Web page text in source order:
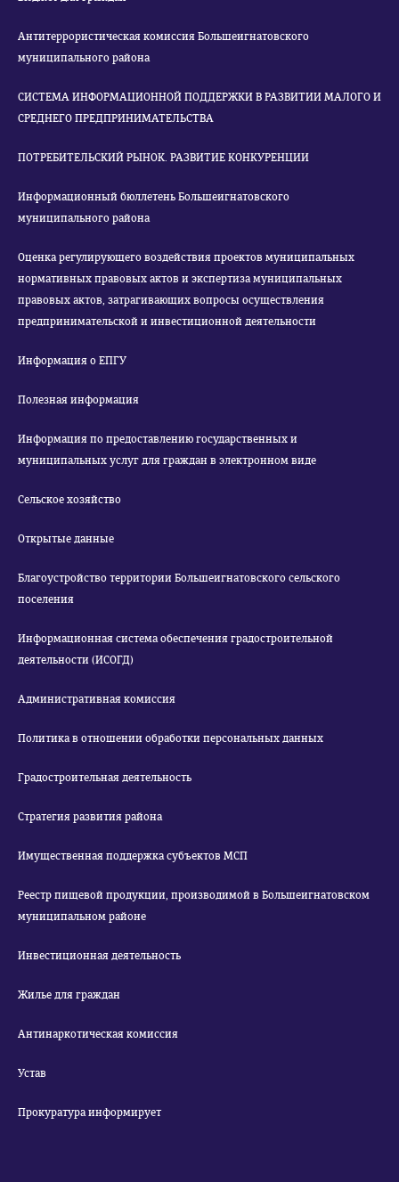
Антитеррористическая комиссия Большеигнатовского
муниципального района
СИСТЕМА ИНФОРМАЦИОННОЙ ПОДДЕРЖКИ В РАЗВИТИИ МАЛОГО И
СРЕДНЕГО ПРЕДПРИНИМАТЕЛЬСТВА
ПОТРЕБИТЕЛЬСКИЙ РЫНОК. РАЗВИТИЕ КОНКУРЕНЦИИ
Информационный бюллетень Большеигнатовского
муниципального района
Оценка регулирующего воздействия проектов муниципальных
нормативных правовых актов и экспертиза муниципальных
правовых актов, затрагивающих вопросы осуществления
предпринимательской и инвестиционной деятельности
Информация о ЕПГУ
Полезная информация
Информация по предоставлению государственных и
муниципальных услуг для граждан в электронном виде
Сельское хозяйство
Открытые данные
Благоустройство территории Большеигнатовского сельского
поселения
Информационная система обеспечения градостроительной
деятельности (ИСОГД)
Административная комиссия
Политика в отношении обработки персональных данных
Градостроительная деятельность
Стратегия развития района
Имущественная поддержка субъектов МСП
Реестр пищевой продукции, производимой в Большеигнатовском
муниципальном районе
Инвестиционная деятельность
Жилье для граждан
Антинаркотическая комиссия
Устав
Прокуратура информирует